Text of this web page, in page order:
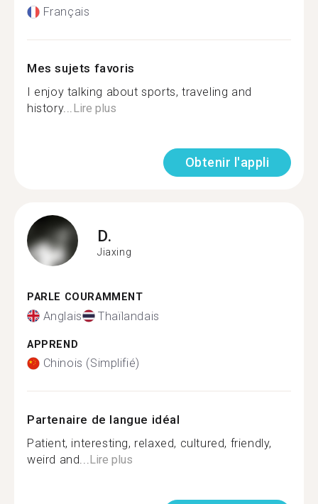
Français
Mes sujets favoris
I enjoy talking about sports, traveling and
history...Lire plus
Obtenir l'appli
D.
Jiaxing
PARLE COURAMMENT
Anglais Thaïlandais
APPREND
Chinois (Simplifié)
Partenaire de langue idéal
Patient, interesting, relaxed, cultured, friendly,
weird and...Lire plus